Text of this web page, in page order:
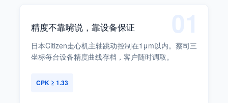
精度不靠嘴说，靠设备保证
日本Citizen走心机主轴跳动控制在1μm以内。蔡司三
坐标每台设备精度曲线存档，客户随时调取。
CPK ≥ 1.33